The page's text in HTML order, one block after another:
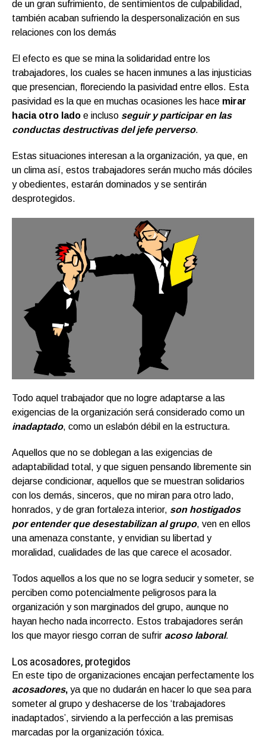
de un gran sufrimiento, de sentimientos de culpabilidad,
también acaban sufriendo la despersonalización en sus
relaciones con los demás
El efecto es que se mina la solidaridad entre los
trabajadores, los cuales se hacen inmunes a las injusticias
que presencian, floreciendo la pasividad entre ellos. Esta
pasividad es la que en muchas ocasiones les hace mirar
hacia otro lado e incluso seguir y participar en las
conductas destructivas del jefe perverso.
Estas situaciones interesan a la organización, ya que, en
un clima así, estos trabajadores serán mucho más dóciles
y obedientes, estarán dominados y se sentirán
desprotegidos.
Todo aquel trabajador que no logre adaptarse a las
exigencias de la organización será considerado como un
inadaptado, como un eslabón débil en la estructura.
Aquellos que no se doblegan a las exigencias de
adaptabilidad total, y que siguen pensando libremente sin
dejarse condicionar, aquellos que se muestran solidarios
con los demás, sinceros, que no miran para otro lado,
honrados, y de gran fortaleza interior, son hostigados
por entender que desestabilizan al grupo, ven en ellos
una amenaza constante, y envidian su libertad y
moralidad, cualidades de las que carece el acosador.
Todos aquellos a los que no se logra seducir y someter, se
perciben como potencialmente peligrosos para la
organización y son marginados del grupo, aunque no
hayan hecho nada incorrecto. Estos trabajadores serán
los que mayor riesgo corran de sufrir acoso laboral.
Los acosadores, protegidos
En este tipo de organizaciones encajan perfectamente los
acosadores, ya que no dudarán en hacer lo que sea para
someter al grupo y deshacerse de los ‘trabajadores
inadaptados’, sirviendo a la perfección a las premisas
marcadas por la organización tóxica.